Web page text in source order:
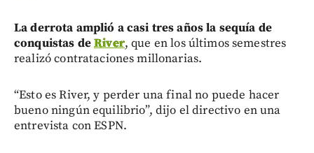
La derrota amplió a casi tres años la sequía de
conquistas deRiver, que en los últimos semestres
realizó contrataciones millonarias.
“Esto es River, y perder una final no puede hacer
bueno ningún equilibrio”, dijo el directivo en una
entrevista con ESPN.